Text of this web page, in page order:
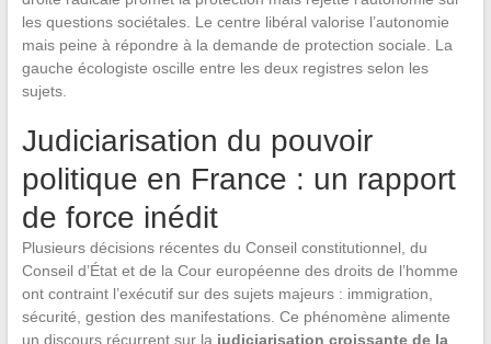
les questions sociétales. Le centre libéral valorise l’autonomie
mais peine à répondre à la demande de protection sociale. La
gauche écologiste oscille entre les deux registres selon les
sujets.
Judiciarisation du pouvoir
politique en France : un rapport
de force inédit
Plusieurs décisions récentes du Conseil constitutionnel, du
Conseil d’État et de la Cour européenne des droits de l’homme
ont contraint l’exécutif sur des sujets majeurs : immigration,
sécurité, gestion des manifestations. Ce phénomène alimente
un discours récurrent sur la judiciarisation croissante de la